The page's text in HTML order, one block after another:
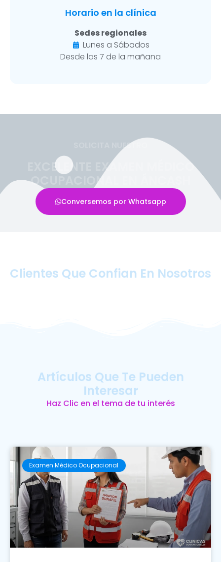
Horario en la clínica
Sedes regionales
Lunes a Sábados
Desde las 7 de la mañana
SOLICITA NUESTRO
EXCELENTE EXAMEN MÉDICO
OCUPACIONAL EN ÁNCASH
Conversemos por Whatsapp
Clientes Que Confian En Nosotros
Artículos Que Te Pueden
Interesar
Haz Clic en el tema de tu interés
Examen Médico Ocupacional